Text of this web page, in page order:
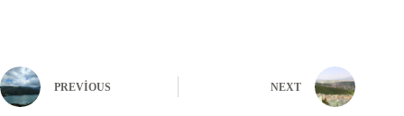
PREVIOUS NEXT